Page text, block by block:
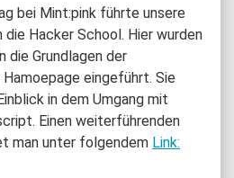
bei Mint:pink führte unsere
die Hacker School. Hier wurden
die Grundlagen der
eingeführt. Sie
in dem Umgang mit
Einen weiterführenden
man unter folgendem Link: